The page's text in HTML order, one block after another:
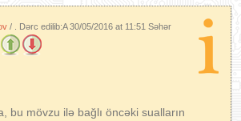
/ . Dərc edilib:A30/05/2016 at 11:51 Səhər
bu mövzu ilə bağlı öncəki sualların